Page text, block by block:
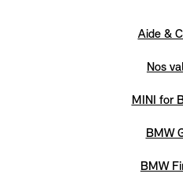
Aide &
Nos
MINI for
BMW
BMW